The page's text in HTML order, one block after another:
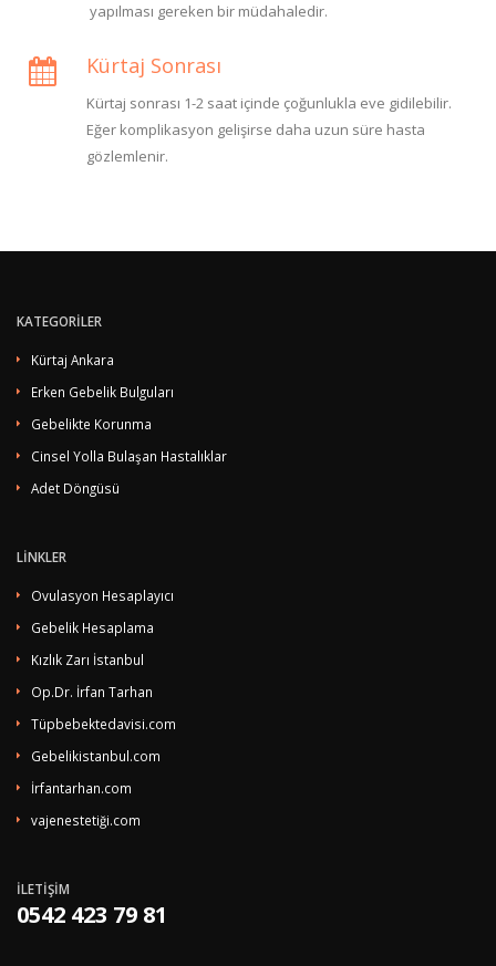
yapılması gereken bir müdahaledir.
Kürtaj Sonrası
Kürtaj sonrası 1-2 saat içinde çoğunlukla eve gidilebilir.
Eğer komplikasyon gelişirse daha uzun süre hasta
gözlemlenir.
KATEGORİLER
Kürtaj Ankara
Erken Gebelik Bulguları
Gebelikte Korunma
Cinsel Yolla Bulaşan Hastalıklar
Adet Döngüsü
LİNKLER
Ovulasyon Hesaplayıcı
Gebelik Hesaplama
Kızlık Zarı İstanbul
Op.Dr. İrfan Tarhan
Tüpbebektedavisi.com
Gebelikistanbul.com
İrfantarhan.com
vajenestetiği.com
İLETİŞİM
0542 423 79 81